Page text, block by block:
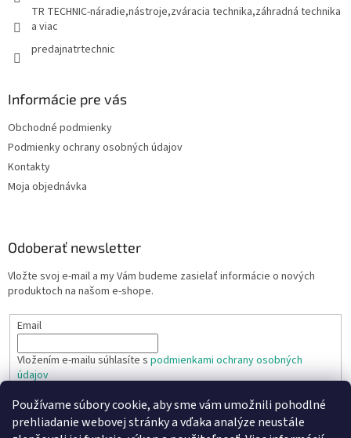
Používame súbory cookie, aby sme vám umožnili pohodlné
prehliadanie webovej stránky a vďaka analýze neustále
TR TECHNIC-náradie,nástroje,zváracia technika,záhradná technika
a viac
predajnatrtechnic
Informácie pre vás
Obchodné podmienky
Podmienky ochrany osobných údajov
Kontakty
Moja objednávka
Odoberať newsletter
Vložte svoj e-mail a my Vám budeme zasielať informácie o nových
produktoch na našom e-shope.
Email
Vložením e-mailu súhlasíte s podmienkami ochrany osobných
údajov
PRIHLÁSIŤ SA